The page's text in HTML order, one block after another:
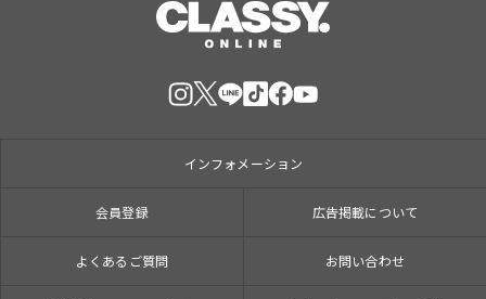
インフォメーション
会員登録 広告掲載について
よくあるご質問 お問い合わせ